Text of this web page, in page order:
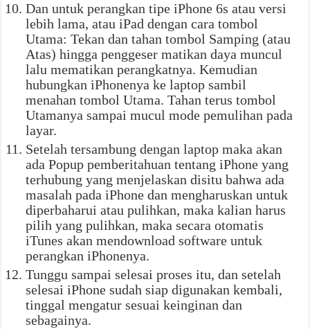
Dan untuk perangkan tipe iPhone 6s atau versi
lebih lama, atau iPad dengan cara tombol
Utama: Tekan dan tahan tombol Samping (atau
Atas) hingga penggeser matikan daya muncul
lalu mematikan perangkatnya. Kemudian
hubungkan iPhonenya ke laptop sambil
menahan tombol Utama. Tahan terus tombol
Utamanya sampai mucul mode pemulihan pada
layar.
Setelah tersambung dengan laptop maka akan
ada Popup pemberitahuan tentang iPhone yang
terhubung yang menjelaskan disitu bahwa ada
masalah pada iPhone dan mengharuskan untuk
diperbaharui atau pulihkan, maka kalian harus
pilih yang pulihkan, maka secara otomatis
iTunes akan mendownload software untuk
perangkan iPhonenya.
Tunggu sampai selesai proses itu, dan setelah
selesai iPhone sudah siap digunakan kembali,
tinggal mengatur sesuai keinginan dan
sebagainya.